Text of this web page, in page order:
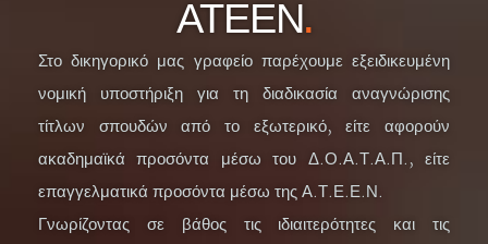
ΑΤΕΕΝ.
Στο δικηγορικό μας γραφείο παρέχουμε εξειδικευμένη
νομική υποστήριξη για τη διαδικασία αναγνώρισης
τίτλων σπουδών από το εξωτερικό, είτε αφορούν
ακαδημαϊκά προσόντα μέσω του Δ.Ο.Α.Τ.Α.Π., είτε
επαγγελματικά προσόντα μέσω της Α.Τ.Ε.Ε.Ν.
Γνωρίζοντας σε βάθος τις ιδιαιτερότητες και τις